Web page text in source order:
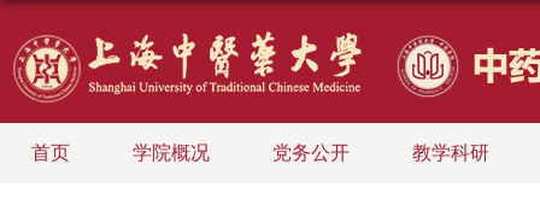
首页 学院概况 党务公开 教学科研